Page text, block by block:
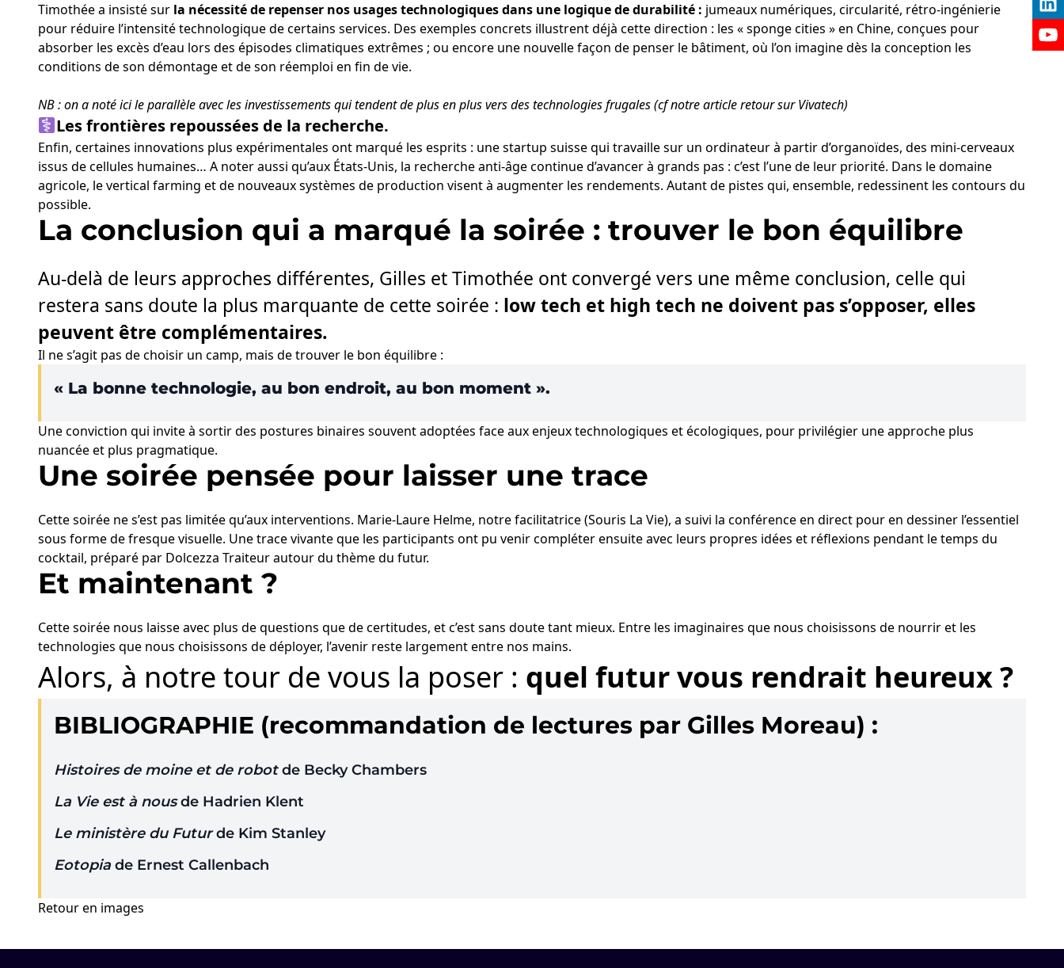
Timothée a insisté sur la nécessité de repenser nos usages technologiques dans une logique de durabilité : jumeaux numériques, circularité, rétro-ingénierie
pour réduire l’intensité technologique de certains services. Des exemples concrets illustrent déjà cette direction : les « sponge cities » en Chine, conçues pour
absorber les excès d’eau lors des épisodes climatiques extrêmes ; ou encore une nouvelle façon de penser le bâtiment, où l’on imagine dès la conception les
conditions de son démontage et de son réemploi en fin de vie.
NB : on a noté ici le parallèle avec les investissements qui tendent de plus en plus vers des technologies frugales (cf notre article retour sur Vivatech)
Les frontières repoussées de la recherche.
Enfin, certaines innovations plus expérimentales ont marqué les esprits : une startup suisse qui travaille sur un ordinateur à partir d’organoïdes, des mini-cerveaux
issus de cellules humaines… A noter aussi qu’aux États-Unis, la recherche anti-âge continue d’avancer à grands pas : c’est l’une de leur priorité. Dans le domaine
agricole, le vertical farming et de nouveaux systèmes de production visent à augmenter les rendements. Autant de pistes qui, ensemble, redessinent les contours du
possible.
La conclusion qui a marqué la soirée : trouver le bon équilibre
Au-delà de leurs approches différentes, Gilles et Timothée ont convergé vers une même conclusion, celle qui
restera sans doute la plus marquante de cette soirée : low tech et high tech ne doivent pas s’opposer, elles
peuvent être complémentaires.
Il ne s’agit pas de choisir un camp, mais de trouver le bon équilibre :
« La bonne technologie, au bon endroit, au bon moment ».
Une conviction qui invite à sortir des postures binaires souvent adoptées face aux enjeux technologiques et écologiques, pour privilégier une approche plus
nuancée et plus pragmatique.
Une soirée pensée pour laisser une trace
Cette soirée ne s’est pas limitée qu’aux interventions. Marie-Laure Helme, notre facilitatrice (Souris La Vie), a suivi la conférence en direct pour en dessiner l’essentiel
sous forme de fresque visuelle. Une trace vivante que les participants ont pu venir compléter ensuite avec leurs propres idées et réflexions pendant le temps du
cocktail, préparé par Dolcezza Traiteur autour du thème du futur.
Et maintenant ?
Cette soirée nous laisse avec plus de questions que de certitudes, et c’est sans doute tant mieux. Entre les imaginaires que nous choisissons de nourrir et les
technologies que nous choisissons de déployer, l’avenir reste largement entre nos mains.
Alors, à notre tour de vous la poser : quel futur vous rendrait heureux ?
BIBLIOGRAPHIE (recommandation de lectures par Gilles Moreau) :
Histoires de moine et de robotde Becky Chambers
La Vie est à nousde Hadrien Klent
Le ministère du Futurde Kim Stanley
Eotopia de Ernest Callenbach
Retour en images